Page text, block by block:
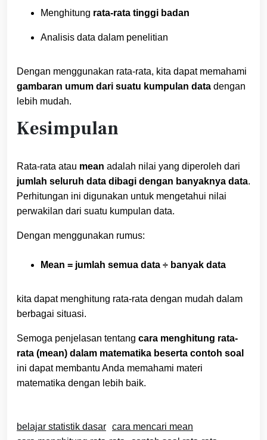
Menghitung rata-rata tinggi badan
Analisis data dalam penelitian
Dengan menggunakan rata-rata, kita dapat memahami
gambaran umum dari suatu kumpulan data dengan
lebih mudah.
Kesimpulan
Rata-rata atau mean adalah nilai yang diperoleh dari
jumlah seluruh data dibagi dengan banyaknya data.
Perhitungan ini digunakan untuk mengetahui nilai
perwakilan dari suatu kumpulan data.
Dengan menggunakan rumus:
Mean = jumlah semua data ÷ banyak data
kita dapat menghitung rata-rata dengan mudah dalam
berbagai situasi.
Semoga penjelasan tentang cara menghitung rata-
rata (mean) dalam matematika beserta contoh soal
ini dapat membantu Anda memahami materi
matematika dengan lebih baik.
belajar statistik dasar cara mencari mean